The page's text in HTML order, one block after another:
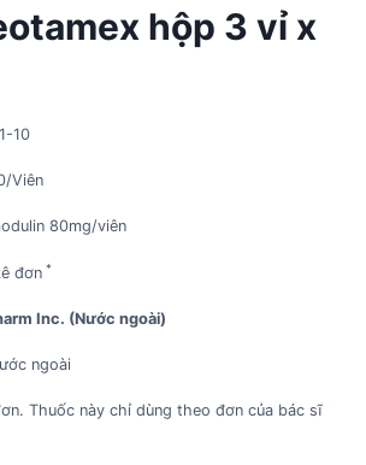
hộp 3 vỉ x
10
Viên
80mg/viên
đơn *
Inc. (Nước ngoài)
ngoài
Thuốc này chỉ dùng theo đơn của bác sĩ